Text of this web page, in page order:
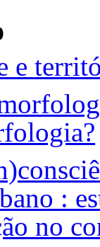
e
:
no